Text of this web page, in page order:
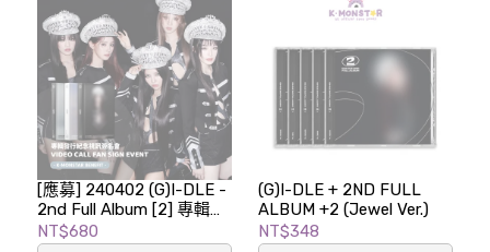
[應募] 240402 (G)I-DLE -
2nd Full Album [2] 專輯發
行紀念視訊簽名會
NT$680
(G)I-DLE + 2ND FULL
ALBUM +2 (Jewel Ver.)
NT$348